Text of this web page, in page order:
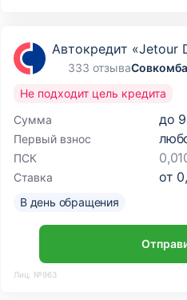
Автокредит «Jetour
333 отзыва
Сумма до
Первый взнос
ПСК
Ставка от
Не подходит цель кредита
В день обращения
Лиц. №963